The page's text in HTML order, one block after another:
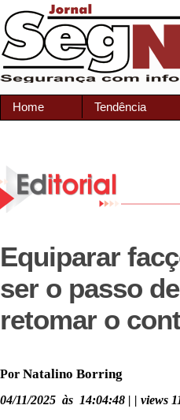
Home Tendência
Equiparar
ser o passo
retomar o
Por Natalino Borring
04/11/2025 às 14:04:48 | | views